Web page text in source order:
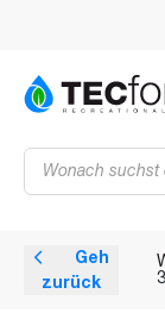
Products
search
zurück